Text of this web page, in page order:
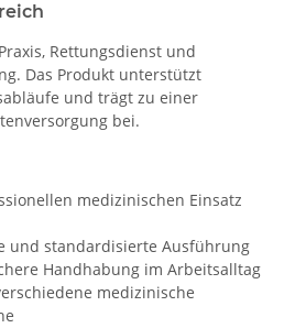
Rettungsdienst und
Das Produkt unterstützt
und trägt zu einer
bei.
medizinischen Einsatz
und standardisierte Ausführung
Handhabung im Arbeitsalltag
medizinische